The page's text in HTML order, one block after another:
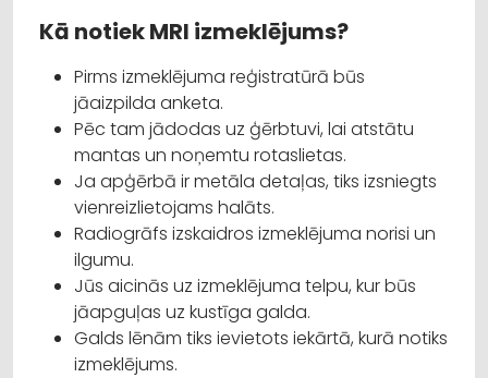
Kā notiek MRI izmeklējums?
Pirms izmeklējuma reģistratūrā būs
jāaizpilda anketa.
Pēc tam jādodas uz ģērbtuvi, lai atstātu
mantas un noņemtu rotaslietas.
Ja apģērbā ir metāla detaļas, tiks izsniegts
vienreizlietojams halāts.
Radiogrāfs izskaidros izmeklējuma norisi un
ilgumu.
Jūs aicinās uz izmeklējuma telpu, kur būs
jāapguļas uz kustīga galda.
Galds lēnām tiks ievietots iekārtā, kurā notiks
izmeklējums.